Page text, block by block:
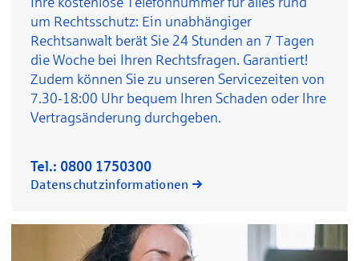
um Rechtsschutz: Ein unabhängiger
Rechtsanwalt berät Sie 24 Stunden an 7 Tagen
die Woche bei Ihren Rechtsfragen. Garantiert!
Zudem können Sie zu unseren Servicezeiten von
7.30-18:00 Uhr bequem Ihren Schaden oder Ihre
Vertragsänderung durchgeben.
Tel.: 0800 1750300
Datenschutzinformationen